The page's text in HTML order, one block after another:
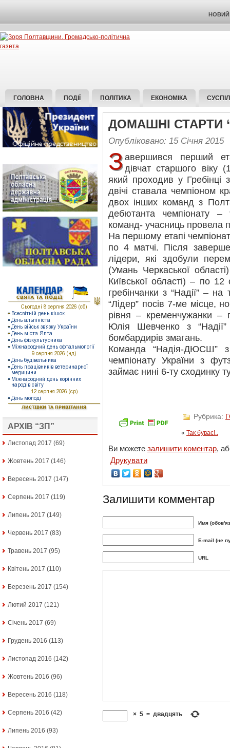
НОВИЙ
ГОЛОВНА ПОДІЇ ПОЛІТИКА ЕКОНОМІКА
АРХІВ “ЗП”
Листопад 2017 (69)
Жовтень 2017 (146)
Вересень 2017 (147)
Серпень 2017 (119)
Липень 2017 (149)
Червень 2017 (83)
Травень 2017 (95)
Квітень 2017 (110)
Березень 2017 (154)
Лютий 2017 (121)
Січень 2017 (69)
Грудень 2016 (113)
Листопад 2016 (142)
Жовтень 2016 (96)
Вересень 2016 (118)
Серпень 2016 (42)
Липень 2016 (93)
ДОМАШНІ СТАРТИ
Опубліковано: 15 Січня 2015
Завершився перший
дівчат старшого віку
який проходив у Гребінці
двічі ставала чемпіоном
двох інших команд з
дебютанта чемпіонату
команд- учасниць провела
На першому етапі
по 4 матчі. Після
лідери, які здобули
(Умань Черкаської
Київської області) – по
гребінчанки з “Надії” –
“Лідер” посів 7-ме місце,
рівня – кременчужанки –
Юлія Шевченко з
бомбардирів змагань.
Команда “Надія-ДЮСШ” з
чемпіонату України з
займає нині 6-ту сходинку
Рубрика:
« Так буває!..
Ви можете залишити коментар,
Друкувати
Залишити комментар
Имя
E-mail (не
URL
× 5 = двадцять